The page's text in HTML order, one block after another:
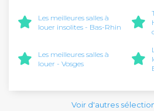
Les meilleures salles à
louer insolites - Bas-Rhin
Les meilleures salles à
louer - Vosges
Voir d'autres